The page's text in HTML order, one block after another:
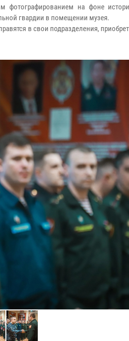
фотографированием на фоне
гвардии в помещении музея.
в свои подразделения,